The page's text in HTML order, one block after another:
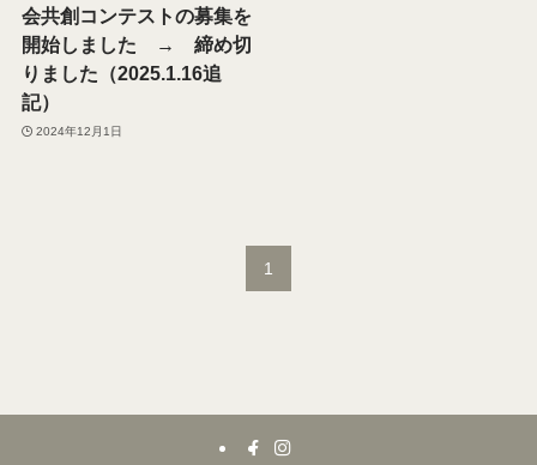
会共創コンテストの募集を
開始しました → 締め切
りました（2025.1.16追
記）
2024年12月1日
1